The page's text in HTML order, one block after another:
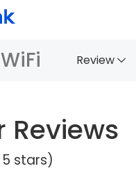
Review
stars)